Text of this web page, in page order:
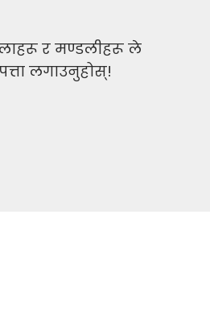
र मण्डलीहरू ले
लगाउनुहोस्!